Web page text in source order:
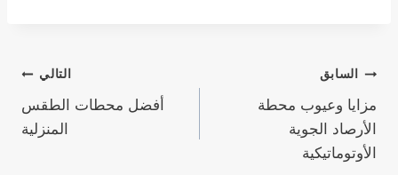
تصفّح
المقالات
السابق
مزايا وعيوب محطة
الأرصاد الجوية
الأوتوماتيكية
التالي
أفضل محطات الطقس
المنزلية